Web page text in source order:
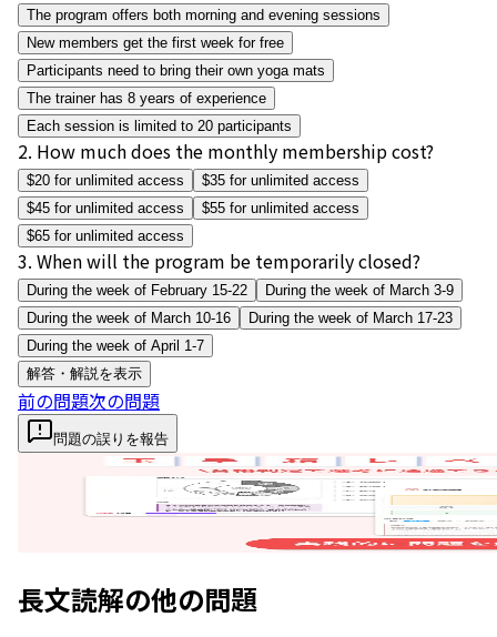
The program offers both morning and evening sessions
New members get the first week for free
Participants need to bring their own yoga mats
The trainer has 8 years of experience
Each session is limited to 20 participants
2. How much does the monthly membership cost?
$20 for unlimited access
$35 for unlimited access
$45 for unlimited access
$55 for unlimited access
$65 for unlimited access
3. When will the program be temporarily closed?
During the week of February 15-22
During the week of March 3-9
During the week of March 10-16
During the week of March 17-23
During the week of April 1-7
解答・解説を表示
前の問題次の問題
問題の誤りを報告
長文読解の他の問題